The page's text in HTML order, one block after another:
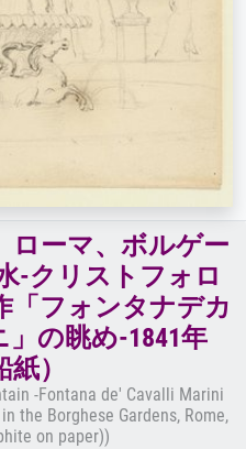
ローマ、ボルゲー
-クリストフォロ
「フォンタナデカ
の眺め-1841年
紙）
-Fontana de' Cavalli Marini
the Borghese Gardens, Rome,
on paper))